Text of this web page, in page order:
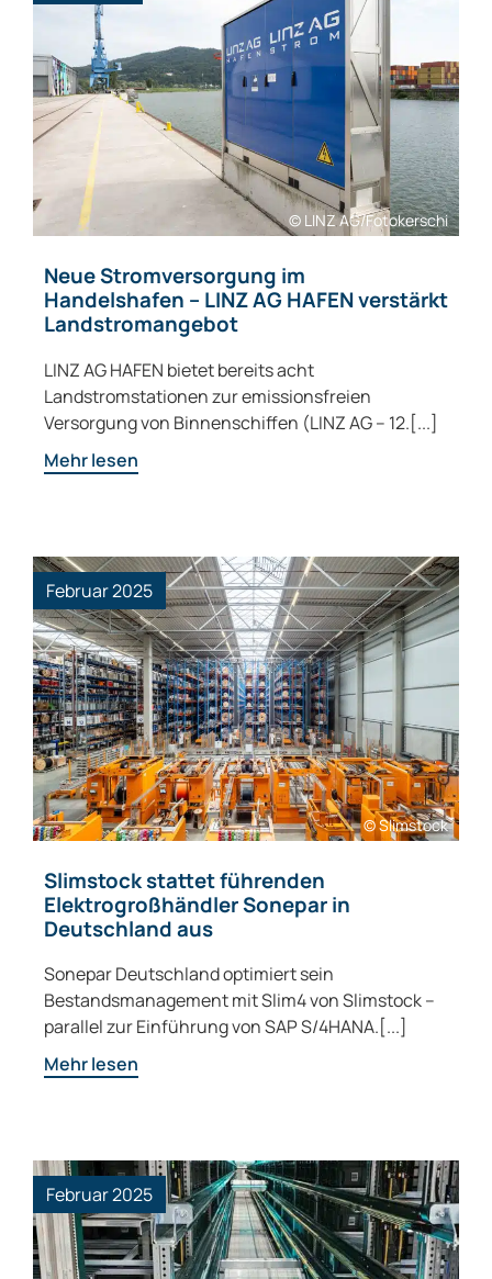
© LINZ AG/Fotokerschi
Neue Stromversorgung im
Handelshafen – LINZ AG HAFEN verstärkt
Landstromangebot
LINZ AG HAFEN bietet bereits acht
Landstromstationen zur emissionsfreien
Versorgung von Binnenschiffen (LINZ AG – 12.[...]
Mehr lesen
Februar 2025
© Slimstock
Slimstock stattet führenden
Elektrogroßhändler Sonepar in
Deutschland aus
Sonepar Deutschland optimiert sein
Bestandsmanagement mit Slim4 von Slimstock –
parallel zur Einführung von SAP S/4HANA.[...]
Mehr lesen
Februar 2025